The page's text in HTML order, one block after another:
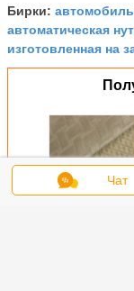
Бирки:
автоматическая
изготовленная на
Чат